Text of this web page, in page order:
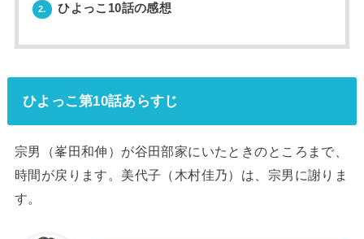
2. ひよっこ10話の感想
ひよっこ第10話あらすじ
宗男（峯田和伸）が谷田部家にいたときのところまで、
時間が戻ります。美代子（木村佳乃）は、宗男に謝りま
す。